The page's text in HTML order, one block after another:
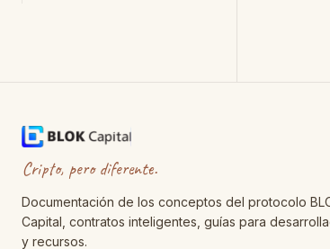
Cripto, pero diferente.
Documentación de los conceptos del protocolo
Capital, contratos inteligentes, guías para
y recursos.